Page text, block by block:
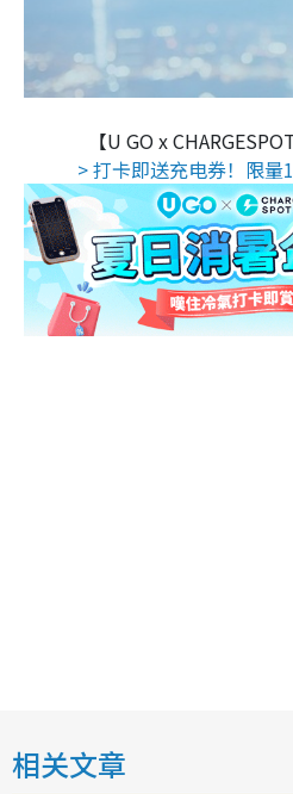
【U GO x
> 打卡即送充电券！限
相关文章